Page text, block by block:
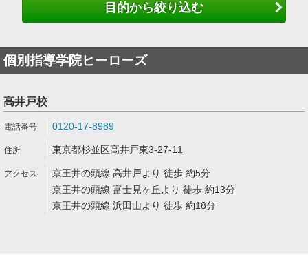
目的から絞り込む
個別指導学院ヒーローズ
高井戸校
0120-17-8989
東京都杉並区高井戸東3-27-11
京王井の頭線 高井戸より 徒歩 約5分
京王井の頭線 富士見ヶ丘より 徒歩 約13分
京王井の頭線 浜田山より 徒歩 約18分